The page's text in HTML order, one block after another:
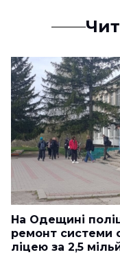
На Одещині
ремонт системи
ліцею за 2,5